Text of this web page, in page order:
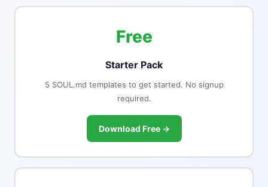
Free
Starter Pack
5 SOUL.md templates to get started. No signup
required.
Download Free →